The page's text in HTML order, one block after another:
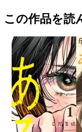
この作品を読